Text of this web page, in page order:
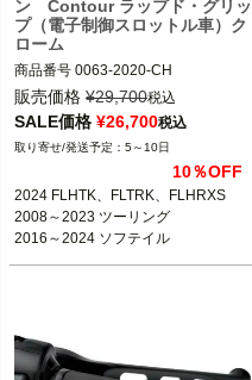
ン Contour ラップド・グリッ
プ（電子制御スロットル車）ク
ローム
商品番号 0063-2020-CH
0630-0542
2008～2024 電子制御スロットル車
Performance Machine（パフォーマン
スマシン）
販売価格 ¥29,700税込
SALE価格 ¥26,700税込
5～10日
10％OFF
2024 FLHTK、FLTRK、FLHRXS
2008～2023 ツーリング
2016～2024 ソフテイル